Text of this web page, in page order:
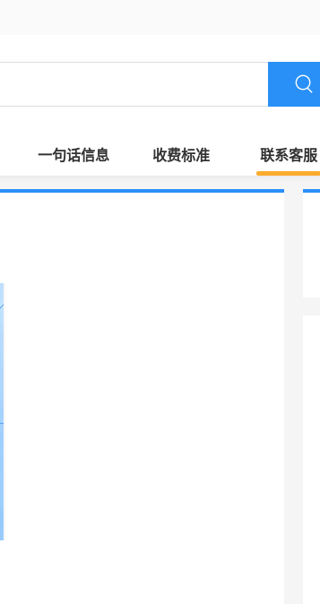
一句话信息 收费标准 联系客服